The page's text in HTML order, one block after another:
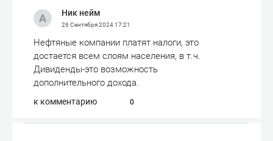
Ник нейм
26 Сентября 202417:21
Нефтяные компании платят налоги, это
достается всем слоям населения, в т.ч.
Дивиденды-это возможность
дополнительного дохода.
к комментарию 0